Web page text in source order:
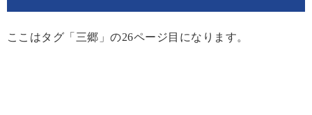
ここはタグ「三郷」の26ページ目になります。